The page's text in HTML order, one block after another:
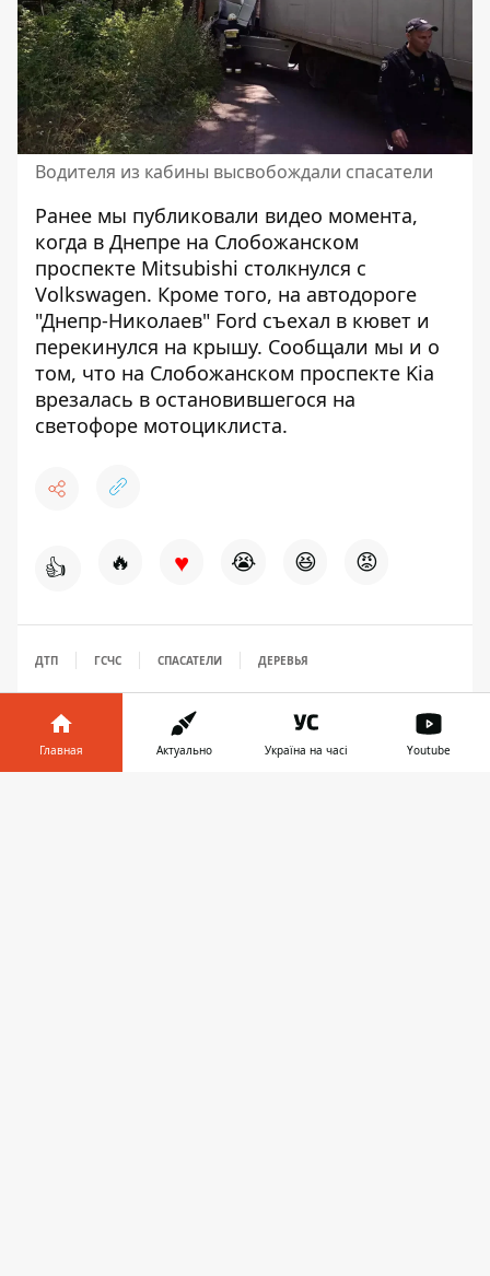
Водителя из кабины высвобождали спасатели
Ранее мы публиковали видео момента,
когда в Днепре на Слобожанском
проспекте Mitsubishi столкнулся с
Volkswagen. Кроме того, на автодороге
"Днепр-Николаев" Ford съехал в кювет и
перекинулся на крышу. Сообщали мы и о
том, что на Слобожанском проспекте Kia
врезалась в остановившегося на
светофоре мотоциклиста.
👍 🔥 ♥ 😭 😆 😡
ДТП ГСЧС СПАСАТЕЛИ ДЕРЕВЬЯ
Главная Актуально Україна на часі Youtube